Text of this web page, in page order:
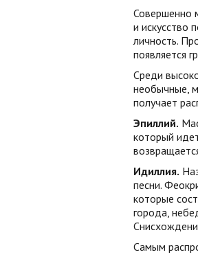
Совершенно
и искусство
личность.
появляется
Среди
необычные,
получает
Эпиллий.
который
Идиллия.
песни.
которые
города,
Самым